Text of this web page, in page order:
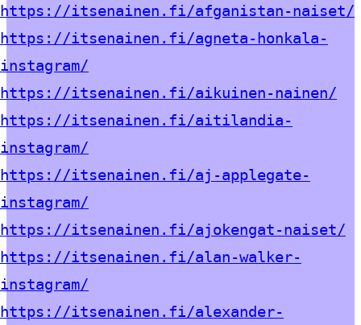
https://itsenainen.fi/afganistan-naiset/
https://itsenainen.fi/agneta-honkala-
instagram/
https://itsenainen.fi/aikuinen-nainen/
https://itsenainen.fi/aitilandia-
instagram/
https://itsenainen.fi/aj-applegate-
instagram/
https://itsenainen.fi/ajokengat-naiset/
https://itsenainen.fi/alan-walker-
instagram/
https://itsenainen.fi/alexander-